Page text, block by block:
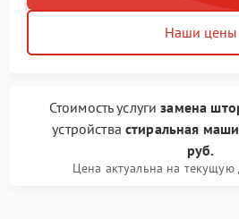
Наши цены
Стоимость услугизамена
устройства стиральная
руб.
Цена актуальна на текущую